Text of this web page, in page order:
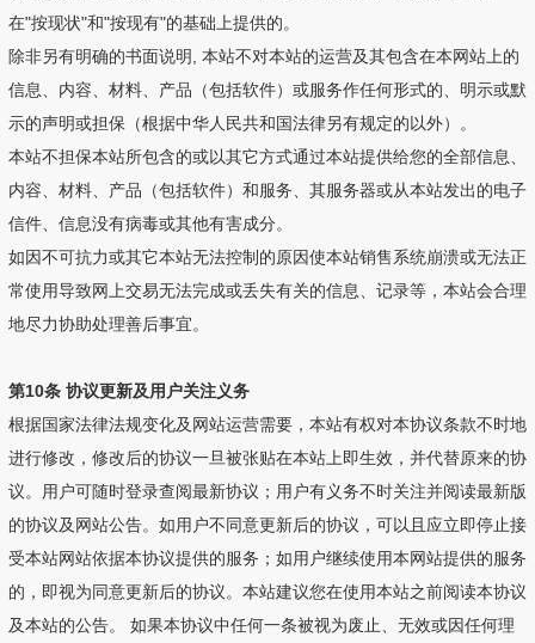
在"按现状"和"按现有"的基础上提供的。
除非另有明确的书面说明, 本站不对本站的运营及其包含在本网站上的
信息、内容、材料、产品（包括软件）或服务作任何形式的、明示或默
示的声明或担保（根据中华人民共和国法律另有规定的以外）。
本站不担保本站所包含的或以其它方式通过本站提供给您的全部信息、
内容、材料、产品（包括软件）和服务、其服务器或从本站发出的电子
信件、信息没有病毒或其他有害成分。
如因不可抗力或其它本站无法控制的原因使本站销售系统崩溃或无法正
常使用导致网上交易无法完成或丢失有关的信息、记录等，本站会合理
地尽力协助处理善后事宜。
第10条 协议更新及用户关注义务
根据国家法律法规变化及网站运营需要，本站有权对本协议条款不时地
进行修改，修改后的协议一旦被张贴在本站上即生效，并代替原来的协
议。用户可随时登录查阅最新协议；用户有义务不时关注并阅读最新版
的协议及网站公告。如用户不同意更新后的协议，可以且应立即停止接
受本站网站依据本协议提供的服务；如用户继续使用本网站提供的服务
的，即视为同意更新后的协议。本站建议您在使用本站之前阅读本协议
及本站的公告。 如果本协议中任何一条被视为废止、无效或因任何理